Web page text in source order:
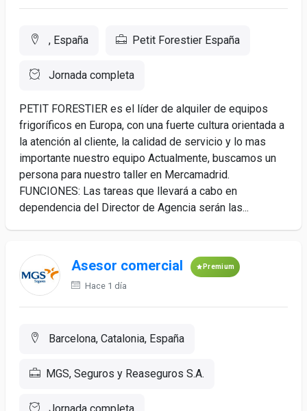
, España Petit Forestier España
Jornada completa
PETIT FORESTIER es el líder de alquiler de equipos
frigoríficos en Europa, con una fuerte cultura orientada a
la atención al cliente, la calidad de servicio y lo mas
importante nuestro equipo Actualmente, buscamos un
persona para nuestro taller en Mercamadrid.
FUNCIONES: Las tareas que llevará a cabo en
dependencia del Director de Agencia serán las...
Asesor comercial Premium
Hace 1 día
Barcelona, Catalonia, España
MGS, Seguros y Reaseguros S.A.